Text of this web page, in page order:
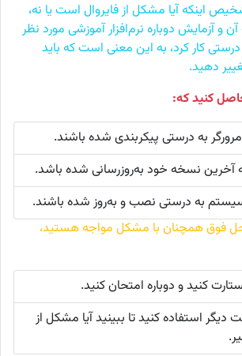
اینکه آیا مشکل از فایروال است یا نه،
و آزمایش دوباره نرم‌افزار آموزشی مورد نظر
درستی کار کرد، به این معنی است که باید
دهید.
کنید که:
به درستی پیکربندی شده باشند.
آخرین نسخه خود به‌روزرسانی شده باشد.
به درستی نصب و به‌روز شده باشند.
فوق همچنان با مشکل مواجه هستید،
کنید و دوباره امتحان کنید.
دیگر استفاده کنید تا ببینید آیا مشکل از